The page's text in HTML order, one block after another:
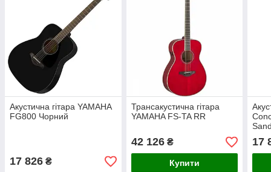
Акустична гітара YAMAHA
FG800 Чорний
17 826 ₴
Трансакустична гітара
YAMAHA FS-TA RR
42 126₴
Купити
17